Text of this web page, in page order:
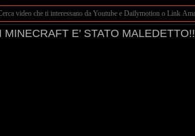
MINECRAFT E' STATO MALEDETTO!!